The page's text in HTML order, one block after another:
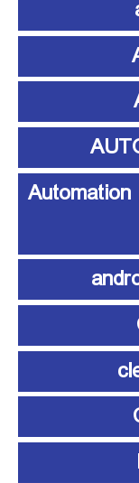
آموزش اتوماسیون صنعتی Automation